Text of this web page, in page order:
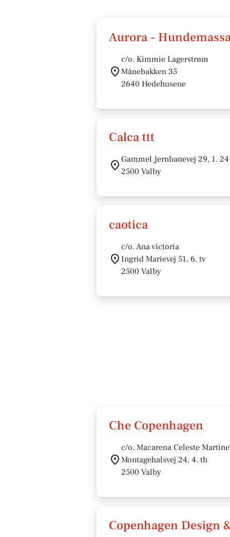
Aurora -
c/o. Kimmie Lagerstrøm
Månebakken 35
2640 Hedehusene
Calca ttt
Gammel Jernbanevej 29, 1. 24
2500 Valby
caotica
c/o. Ana victoria
Ingrid Marievej 51, 6. tv
2500 Valby
Che Copenhagen
c/o. Macarena Celeste
Montagehalsvej 24, 4. th
2500 Valby
Copenhagen Design